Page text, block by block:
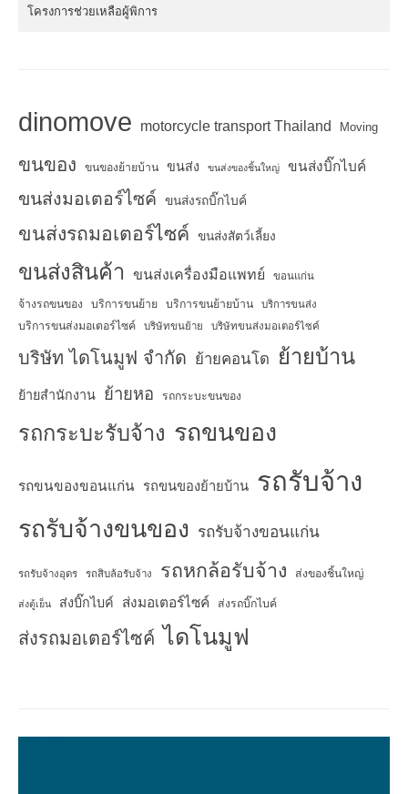
โครงการช่วยเหลือผู้พิการ
dinomove motorcycle transport Thailand Moving
ขนของ ขนของย้ายบ้าน ขนส่ง ขนส่งของชิ้นใหญ่ ขนส่งบิ๊กไบค์
ขนส่งมอเตอร์ไซค์ ขนส่งรถบิ๊กไบค์
ขนส่งรถมอเตอร์ไซค์ ขนส่งสัตว์เลี้ยง
ขนส่งสินค้า ขนส่งเครื่องมือแพทย์ ขอนแก่น
จ้างรถขนของ บริการขนย้าย บริการขนย้ายบ้าน บริการขนส่ง
บริการขนส่งมอเตอร์ไซค์ บริษัทขนย้าย บริษัทขนส่งมอเตอร์ไซค์
บริษัท ไดโนมูฟ จำกัด ย้ายคอนโด ย้ายบ้าน
ย้ายสำนักงาน ย้ายหอ รถกระบะขนของ
รถกระบะรับจ้าง รถขนของ
รถขนของขอนแก่น รถขนของย้ายบ้าน รถรับจ้าง
รถรับจ้างขนของ รถรับจ้างขอนแก่น
รถรับจ้างอุดร รถสิบล้อรับจ้าง รถหกล้อรับจ้าง ส่งของชิ้นใหญ่
ส่งตู้เย็น ส่งบิ๊กไบค์ ส่งมอเตอร์ไซค์ ส่งรถบิ๊กไบค์
ส่งรถมอเตอร์ไซค์ ไดโนมูฟ